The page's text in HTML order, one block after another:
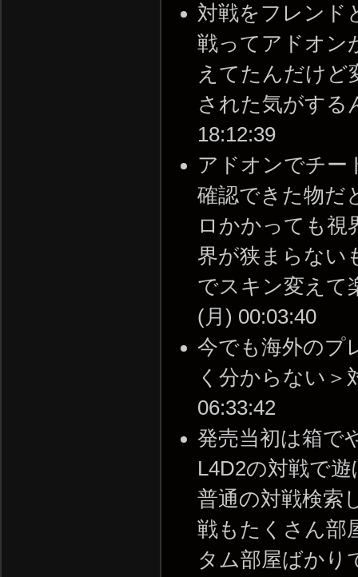
対戦をフレンド
戦ってアドオン
えてたんだけど
された気がする
18:12:39
アドオンでチー
確認できた物だ
ロかかっても視
界が狭まらない
でスキン変えて
(月) 00:03:40
今でも海外のプ
く分からない＞
06:33:42
発売当初は箱で
L4D2の対戦で
普通の対戦検索
戦もたくさん部
タム部屋ばかり